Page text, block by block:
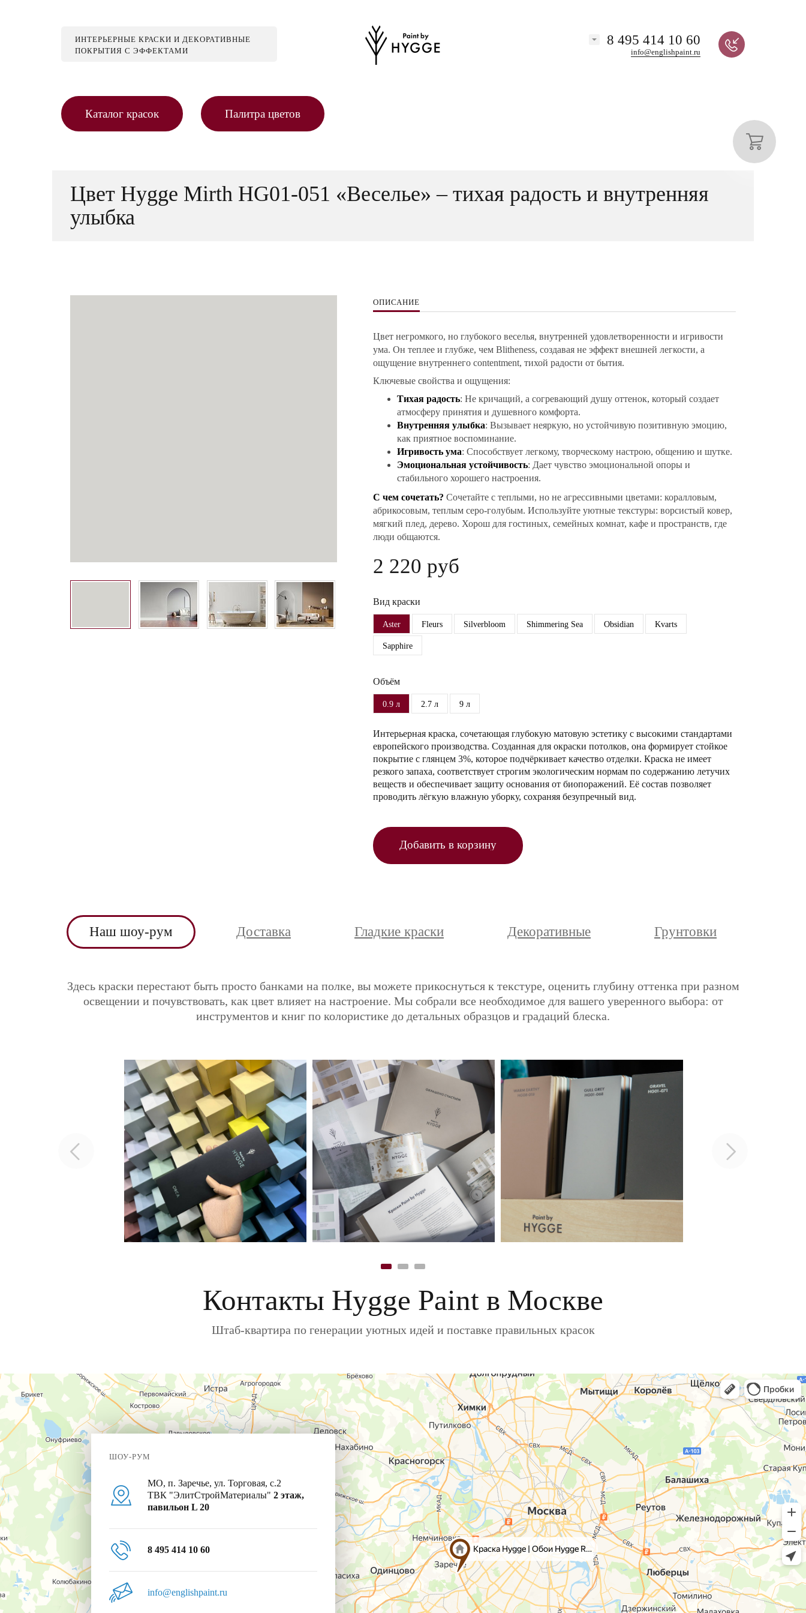
ИНТЕРЬЕРНЫЕ КРАСКИ И ДЕКОРАТИВНЫЕ
ПОКРЫТИЯ С ЭФФЕКТАМИ
8 495 414 10 60
info@englishpaint.ru
Каталог красок Палитра цветов
Цвет Hygge Mirth HG01-051 «Веселье» – тихая радость и внутренняя
улыбка
ОПИСАНИЕ
Цвет негромкого, но глубокого веселья, внутренней удовлетворенности и игривости
ума. Он теплее и глубже, чем Blitheness, создавая не эффект внешней легкости, а
ощущение внутреннего contentment, тихой радости от бытия.
Ключевые свойства и ощущения:
Тихая радость: Не кричащий, а согревающий душу оттенок, который создает
атмосферу принятия и душевного комфорта.
Внутренняя улыбка: Вызывает неяркую, но устойчивую позитивную эмоцию,
как приятное воспоминание.
Игривость ума: Способствует легкому, творческому настрою, общению и шутке.
Эмоциональная устойчивость: Дает чувство эмоциональной опоры и
стабильного хорошего настроения.
С чем сочетать? Сочетайте с теплыми, но не агрессивными цветами: коралловым,
абрикосовым, теплым серо-голубым. Используйте уютные текстуры: ворсистый ковер,
мягкий плед, дерево. Хорош для гостиных, семейных комнат, кафе и пространств, где
люди общаются.
2 220 руб
Вид краски
Aster Fleurs Silverbloom Shimmering Sea Obsidian Kvarts
Sapphire
Объём
0.9 л 2.7 л 9 л
Интерьерная краска, сочетающая глубокую матовую эстетику с высокими стандартами
европейского производства. Созданная для окраски потолков, она формирует стойкое
покрытие с глянцем 3%, которое подчёркивает качество отделки. Краска не имеет
резкого запаха, соответствует строгим экологическим нормам по содержанию летучих
веществ и обеспечивает защиту основания от биопоражений. Её состав позволяет
проводить лёгкую влажную уборку, сохраняя безупречный вид.
Добавить в корзину
Наш шоу-рум Доставка Гладкие краски Декоративные Грунтовки
Здесь краски перестают быть просто банками на полке, вы можете прикоснуться к текстуре, оценить глубину оттенка при разном
освещении и почувствовать, как цвет влияет на настроение. Мы собрали все необходимое для вашего уверенного выбора: от
инструментов и книг по колористике до детальных образцов и градаций блеска.
Контакты Hygge Paint в Москве
Штаб-квартира по генерации уютных идей и поставке правильных красок
ШОУ-РУМ
МО, п. Заречье, ул. Торговая, с.2
ТВК "ЭлитСтройМатериалы" 2 этаж,
павильон L 20
8 495 414 10 60
info@englishpaint.ru